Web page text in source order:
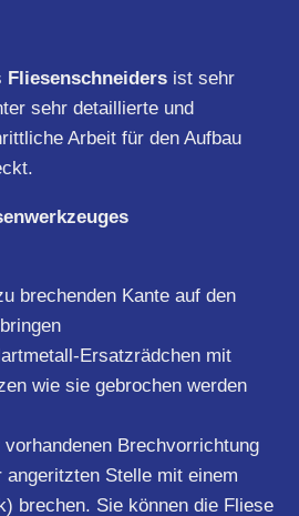
Fliesenschneiders ist sehr
sehr detaillierte und
Arbeit für den Aufbau
brechenden Kante auf den
Ersatzrädchen mit
wie sie gebrochen werden
Brechvorrichtung
angeritzten Stelle mit einem
brechen. Sie können die Fliese